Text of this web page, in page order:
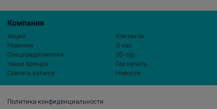
Политика конфиденциальности
Компания
Акции
Новинки
Спецпредложения
Наши бренды
Скачать каталог
Контакты
О нас
3D-тур
Где купить
Новости